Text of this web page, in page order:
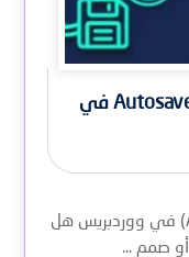
شرح مميزات الحفظ التلقائي Autosave في
شرح ميزة الحفظ التلقائي (Autosave) في ووردبريس هل
صمم ...